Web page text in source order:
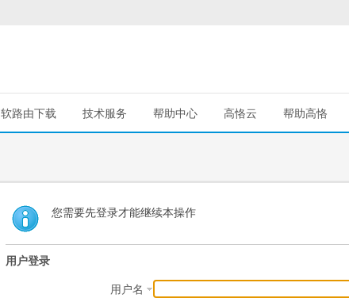
软路由下载 技术服务 帮助中心 高恪云 帮助高恪
您需要先登录才能继续本操作
用户登录
用户名